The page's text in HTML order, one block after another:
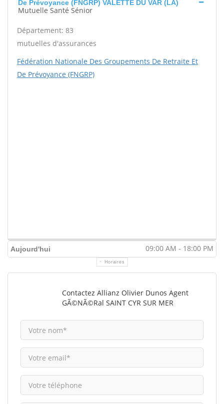
De Prévoyance (FNGRP) VALETTE DU VAR (LA)
Mutuelle Santé Sénior
Département: 83
mutuelles d'assurances
Fédération Nationale Des Groupements De Retraite Et
De Prévoyance (FNGRP)
Aujourd'hui 09:00 AM - 18:00 PM
Horaires
Contactez Allianz Olivier Dunos Agent
GÃ©nÃ©ral SAINT CYR SUR MER